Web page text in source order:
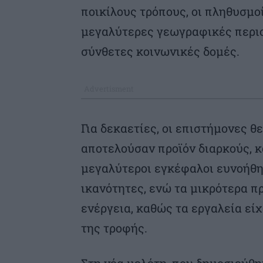
ποικίλους τρόπους, οι
μεγαλύτερες γεωγραφικές
σύνθετες κοινωνικές δομές.
Για δεκαετίες, οι επιστήμονες
αποτελούσαν προϊόν διαρκούς,
μεγαλύτεροι εγκέφαλοι
ικανότητες, ενώ τα μικρότερα
ενέργεια, καθώς τα εργαλεία
της τροφής.